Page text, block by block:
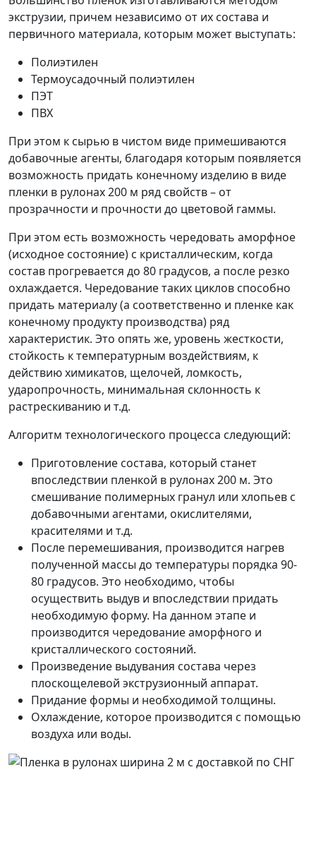
экструзии, причем независимо от их состава и
первичного материала, которым может выступать:
Полиэтилен
Термоусадочный полиэтилен
ПЭТ
ПВХ
При этом к сырью в чистом виде примешиваются
добавочные агенты, благодаря которым появляется
возможность придать конечному изделию в виде
пленки в рулонах 200 м ряд свойств – от
прозрачности и прочности до цветовой гаммы.
При этом есть возможность чередовать аморфное
(исходное состояние) с кристаллическим, когда
состав прогревается до 80 градусов, а после резко
охлаждается. Чередование таких циклов способно
придать материалу (а соответственно и пленке как
конечному продукту производства) ряд
характеристик. Это опять же, уровень жесткости,
стойкость к температурным воздействиям, к
действию химикатов, щелочей, ломкость,
ударопрочность, минимальная склонность к
растрескиванию и т.д.
Алгоритм технологического процесса следующий:
Приготовление состава, который станет
впоследствии пленкой в рулонах 200 м. Это
смешивание полимерных гранул или хлопьев с
добавочными агентами, окислителями,
красителями и т.д.
После перемешивания, производится нагрев
полученной массы до температуры порядка 90-
80 градусов. Это необходимо, чтобы
осуществить выдув и впоследствии придать
необходимую форму. На данном этапе и
производится чередование аморфного и
кристаллического состояний.
Произведение выдувания состава через
плоскощелевой экструзионный аппарат.
Придание формы и необходимой толщины.
Охлаждение, которое производится с помощью
воздуха или воды.